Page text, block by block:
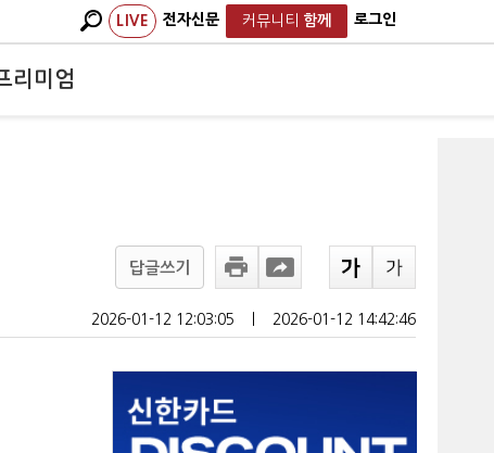
LIVE 전자신문 커뮤니티 함께 로그인
리미엄
답글쓰기
2026-01-12 12:03:05 2026-01-12 14:42:46